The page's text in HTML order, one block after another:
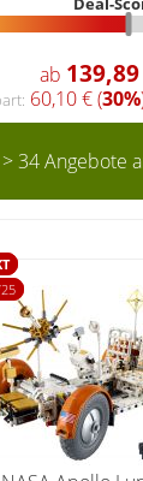
ab
60,10 € (30%
> 34 Angebote